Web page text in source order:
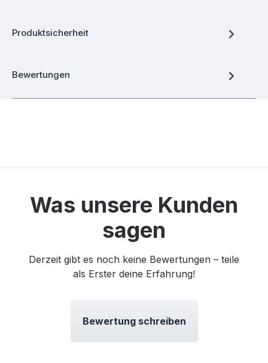
Produktsicherheit
Bewertungen
Was unsere Kunden
sagen
Derzeit gibt es noch keine Bewertungen – teile
als Erster deine Erfahrung!
Bewertung schreiben